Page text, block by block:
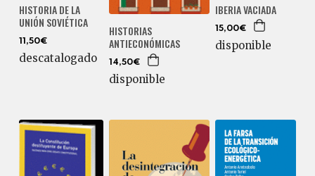
HISTORIA DE LA
UNIÓN SOVIÉTICA
11,50€
descatalogado
HISTORIAS
ANTIECONÓMICAS
14,50€
disponible
IBERIA VACIADA
15,00€
disponible